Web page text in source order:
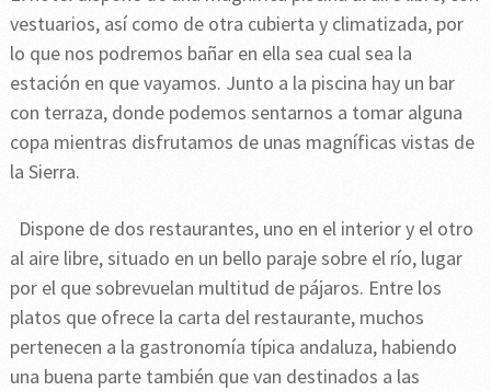
vestuarios, así como de otra cubierta y climatizada, por
lo que nos podremos bañar en ella sea cual sea la
estación en que vayamos. Junto a la piscina hay un bar
con terraza, donde podemos sentarnos a tomar alguna
copa mientras disfrutamos de unas magníficas vistas de
la Sierra.
Dispone de dos restaurantes, uno en el interior y el otro
al aire libre, situado en un bello paraje sobre el río, lugar
por el que sobrevuelan multitud de pájaros. Entre los
platos que ofrece la carta del restaurante, muchos
pertenecen a la gastronomía típica andaluza, habiendo
una buena parte también que van destinados a las